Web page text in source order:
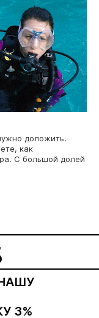
доложить.
как
С большой долей
3%